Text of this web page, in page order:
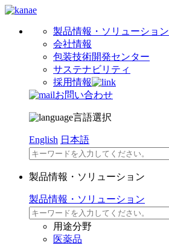
製品情報・ソリューション
会社情報
包装技術開発センター
サステナビリティ
採用情報
お問い合わせ
言語選択
English 日本語
製品情報・ソリューション
製品情報・ソリューション
用途分野
医薬品